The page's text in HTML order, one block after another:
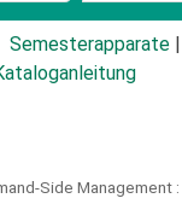
Semesterapparate
Side Management :